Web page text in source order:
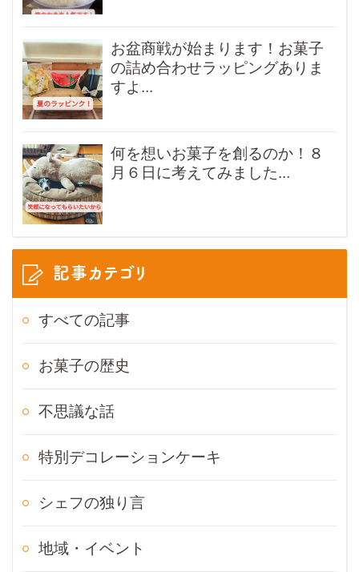
お盆商戦が始まります！お菓子
の詰め合わせラッピングありま
すよ...
何を想いお菓子を創るのか！８
月６日に考えてみました...
記事カテゴリ
すべての記事
お菓子の歴史
不思議な話
特別デコレーションケーキ
シェフの独り言
地域・イベント